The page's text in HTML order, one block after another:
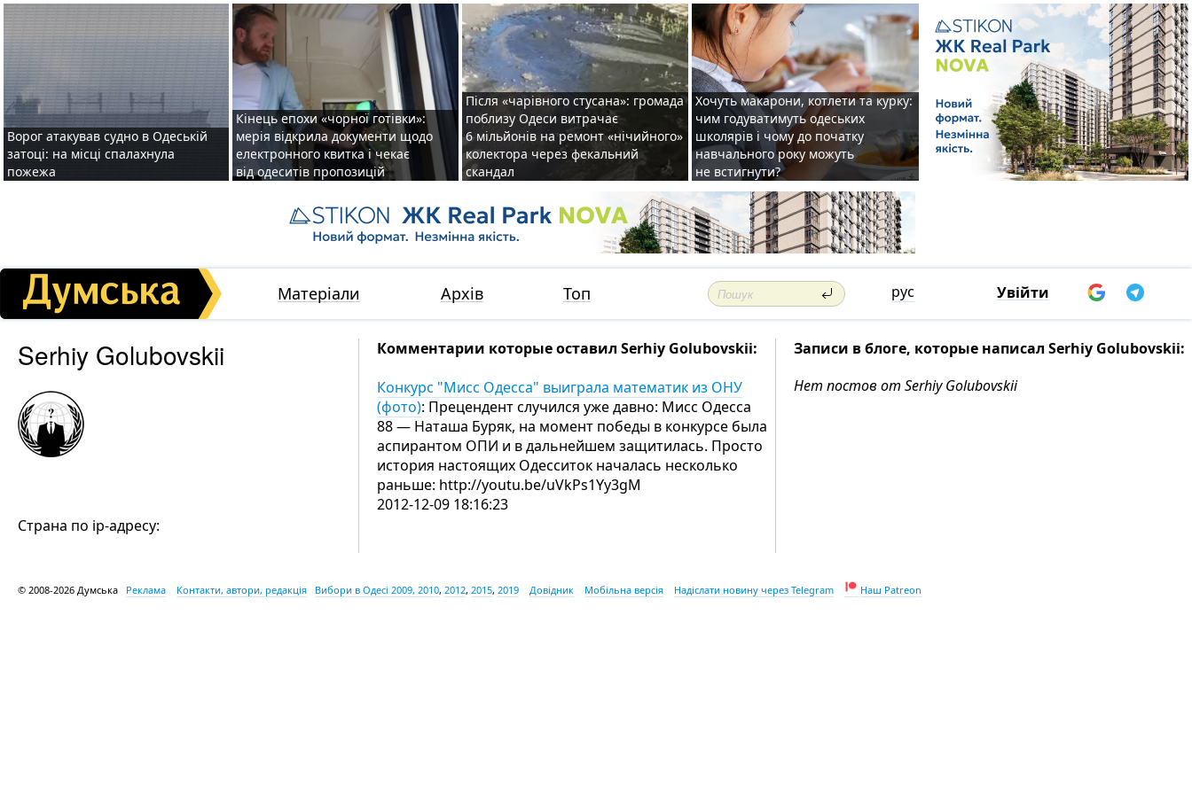
Ворог атакував судно в Одеській
затоці: на місці спалахнула
пожежа
Кінець епохи «чорної готівки»:
мерія відкрила документи щодо
електронного квитка і чекає
від одеситів пропозицій
Після «чарівного стусана»: громада
поблизу Одеси витрачає
6 мільйонів на ремонт «нічийного»
колектора через фекальний
скандал
Хочуть макарони, котлети та курку:
чим годуватимуть одеських
школярів і чому до початку
навчального року можуть
не встигнути?
Матеріали Архів Топ рус Увійти
Serhiy Golubovskii
Страна по ip-адресу:
Комментарии которые оставил Serhiy Golubovskii:
Конкурс "Мисс Одесса" выиграла математик из ОНУ
(фото): Прецендент случился уже давно: Мисс Одесса
88 — Наташа Буряк, на момент победы в конкурсе была
аспирантом ОПИ и в дальнейшем защитилась. Просто
история настоящих Одесситок началась несколько
раньше: http://youtu.be/uVkPs1Yy3gM
2012-12-09 18:16:23
Записи в блоге, которые написал Serhiy Golubovskii:
Нет постов от Serhiy Golubovskii
© 2008-2026 Думська Реклама Контакти, автори, редакція Вибори в Одесі 2009, 2010, 2012, 2015, 2019 Довідник Мобільна версія Надіслати новину через Telegram Наш Patreon